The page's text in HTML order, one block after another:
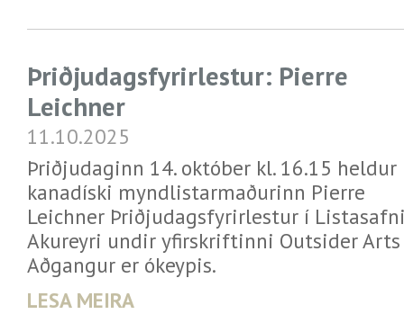
Þriðjudagsfyrirlestur: Pierre
Leichner
11.10.2025
Þriðjudaginn 14. október kl. 16.15 heldur
kanadíski myndlistarmaðurinn Pierre
Leichner Þriðjudagsfyrirlestur í
Akureyri undir yfirskriftinni Outsider Arts
Aðgangur er ókeypis.
LESA MEIRA